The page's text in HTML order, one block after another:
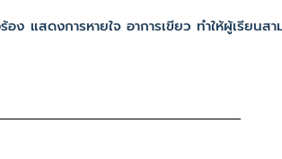
แสดงการหายใจ อาการเขียว ทำให้ผู้เรียนส